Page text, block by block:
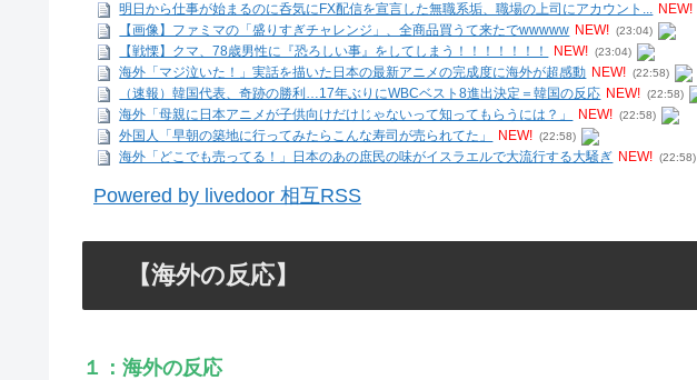
明日から仕事が始まるのに呑気にFX配信を宣言した無職系垢、職場の上司にアカウント... NEW!
【画像】ファミマの「盛りすぎチャレンジ」、全商品買うて来たでwwwww NEW! (23:04)
【戦慄】クマ、78歳男性に『恐ろしい事』をしてしまう！！！！！！！ NEW! (23:04)
海外「マジ泣いた！」実話を描いた日本の最新アニメの完成度に海外が超感動 NEW! (22:58)
（速報）韓国代表、奇跡の勝利…17年ぶりにWBCベスト8進出決定＝韓国の反応 NEW! (22:58)
海外「母親に日本アニメが子供向けだけじゃないって知ってもらうには？」 NEW! (22:58)
外国人「早朝の築地に行ってみたらこんな寿司が売られてた」 NEW! (22:58)
海外「どこでも売ってる！」日本のあの庶民の味がイスラエルで大流行する大騒ぎ NEW! (22:58)
Powered by livedoor 相互RSS
【海外の反応】
１：海外の反応